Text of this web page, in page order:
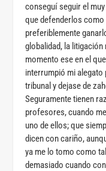
conseguí seguir el
que defenderlos
preferiblemente
globalidad, la litigación
momento ese en el
interrumpió mi alegato
tribunal y dejase de
Seguramente tienen
profesores, cuando
uno de ellos; que
dicen con cariño,
ya me lo tomo como
demasiado cuando